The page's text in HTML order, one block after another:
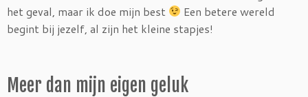
het geval, maar ik doe mijn best
Een betere wereld
begint bij jezelf, al zijn het kleine stapjes!
Meer dan mijn eigen geluk